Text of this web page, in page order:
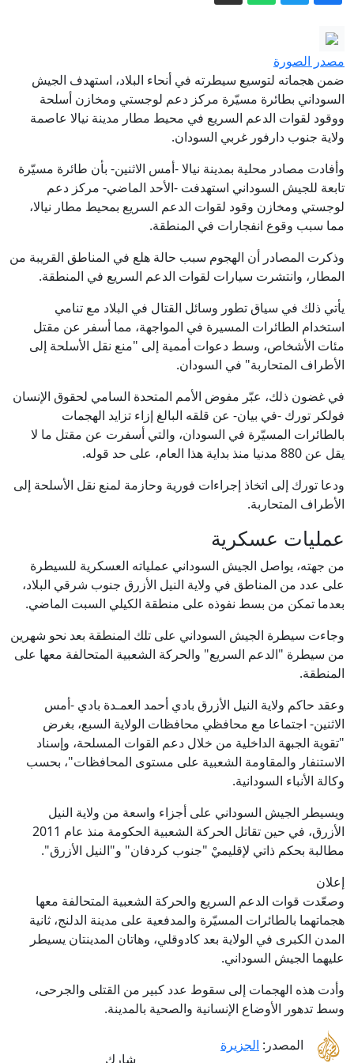
الصفرين" في الشارع السوري؟
مصدر أمني روسي يكشف أسلوب تجنيد
أوكرانيا مرتزقة من كولومبيا
عاجل. - قتلى وجرحى بانفجار عبوة ناسفة
استهدفت حافلة ركاب في جرمانا بريف
دمشق
ماتفيينكو: نهج الانضمام إلى الاتحاد الأوروبي
كارثي بالنسبة لأرمينيا
ناسفة بحافلة نقل ركاب قرب دمشق
مصدر الصورة
ضمن هجماته لتوسيع سيطرته في أنحاء البلاد، استهدف الجيش
السوداني بطائرة مسيّرة مركز دعم لوجستي ومخازن أسلحة
ووقود لقوات الدعم السريع في محيط مطار مدينة نيالا عاصمة
ولاية جنوب دارفور غربي السودان.
وأفادت مصادر محلية بمدينة نيالا -أمس الاثنين- بأن طائرة مسيّرة
تابعة للجيش السوداني استهدفت -الأحد الماضي- مركز دعم
لوجستي ومخازن وقود لقوات الدعم السريع بمحيط مطار نيالا،
مما سبب وقوع انفجارات في المنطقة.
وذكرت المصادر أن الهجوم سبب حالة هلع في المناطق القريبة من
المطار، وانتشرت سيارات لقوات الدعم السريع في المنطقة.
يأتي ذلك في سياق تطور وسائل القتال في البلاد مع تنامي
استخدام الطائرات المسيرة في المواجهة، مما أسفر عن مقتل
مئات الأشخاص، وسط دعوات أممية إلى "منع نقل الأسلحة إلى
الأطراف المتحاربة" في السودان.
في غضون ذلك، عبّر مفوض الأمم المتحدة السامي لحقوق الإنسان
فولكر تورك -في بيان- عن قلقه البالغ إزاء تزايد الهجمات
بالطائرات المسيّرة في السودان، والتي أسفرت عن مقتل ما لا
يقل عن 880 مدنيا منذ بداية هذا العام، على حد قوله.
ودعا تورك إلى اتخاذ إجراءات فورية وحازمة لمنع نقل الأسلحة إلى
الأطراف المتحاربة.
عمليات عسكرية
من جهته، يواصل الجيش السوداني عملياته العسكرية للسيطرة
على عدد من المناطق في ولاية النيل الأزرق جنوب شرقي البلاد،
بعدما تمكن من بسط نفوذه على منطقة الكيلي السبت الماضي.
وجاءت سيطرة الجيش السوداني على تلك المنطقة بعد نحو شهرين
من سيطرة "الدعم السريع" والحركة الشعبية المتحالفة معها على
المنطقة.
وعقد حاكم ولاية النيل الأزرق بادي أحمد العمـدة بادي -أمس
الاثنين- اجتماعا مع محافظي محافظات الولاية السبع، بغرض
"تقوية الجبهة الداخلية من خلال دعم القوات المسلحة، وإسناد
الاستنفار والمقاومة الشعبية على مستوى المحافظات"، بحسب
وكالة الأنباء السودانية.
ويسيطر الجيش السوداني على أجزاء واسعة من ولاية النيل
الأزرق، في حين تقاتل الحركة الشعبية الحكومة منذ عام 2011
مطالبة بحكم ذاتي لإقليميْ "جنوب كردفان" و"النيل الأزرق".
إعلان
وصعّدت قوات الدعم السريع والحركة الشعبية المتحالفة معها
هجماتهما بالطائرات المسيّرة والمدفعية على مدينة الدلنج، ثانية
المدن الكبرى في الولاية بعد كادوقلي، وهاتان المدينتان يسيطر
عليهما الجيش السوداني.
وأدت هذه الهجمات إلى سقوط عدد كبير من القتلى والجرحى،
وسط تدهور الأوضاع الإنسانية والصحية بالمدينة.
المصدر: الجزيرة
شارك